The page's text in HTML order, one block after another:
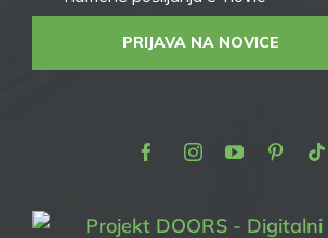
PRIJAVA NA NOVICE
FacebookInstagram
Youtube